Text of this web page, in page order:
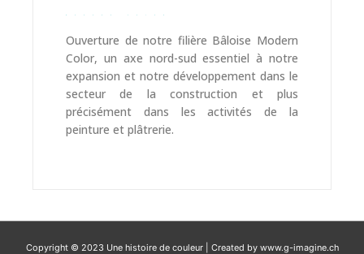
Ouverture de notre filière Bâloise Modern
Color, un axe nord-sud essentiel à notre
expansion et notre développement dans le
secteur de la construction et plus
précisément dans les activités de la
peinture et plâtrerie.
Copyright © 2023 Une histoire de couleur| Created by www.g-imagine.ch